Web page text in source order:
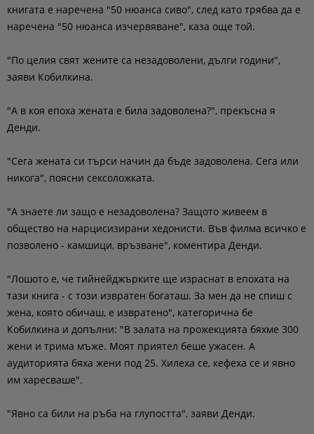
книгата е наречена "50 нюанса сиво", след като трябва да е
наречена "50 нюанса изчервяване", каза още той.
"По целия свят жените са незадоволени, дълги години",
заяви Кобилкина.
"А в коя епоха жената е била задоволена?", прекъсна я
Денди.
"Сега жената си търси начин да бъде задоволена. Сега или
никога", поясни сексоложката.
"А знаете ли защо е незадоволена? Защото живеем в
общество на нарцисизирани хедонисти. Във филма всичко е
позволено - камшици, връзване", коментира Денди.
"Лошото е, че тийнейджърките ще израснат в епохата на
тази книга - с този извратен богаташ. За мен да не спиш с
жена, която обичаш, е извратено", категорична бе
Кобилкина и допълни: "В залата на прожекцията бяхме 300
жени и трима мъже. Моят приятел беше ужасен. А
аудиторията бяха жени под 25. Хилеха се, кефеха се и явно
им харесваше".
"Явно са били на ръба на глупостта", заяви Денди.